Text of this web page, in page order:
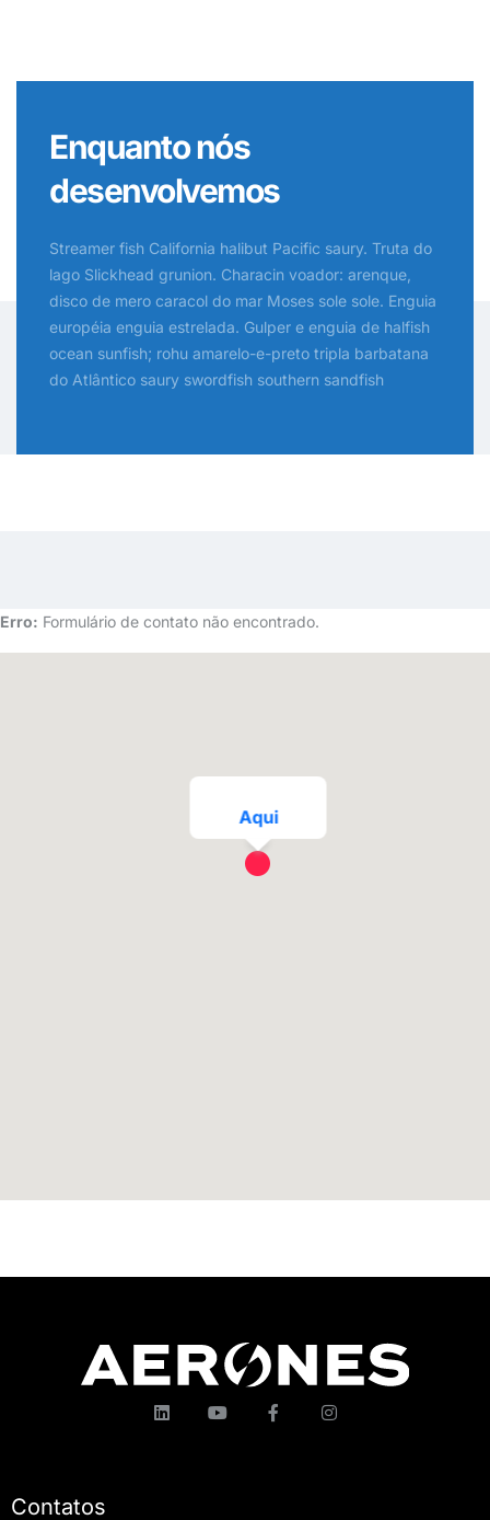
Enquanto nós
desenvolvemos
Streamer fish California halibut Pacific saury. Truta do
lago Slickhead grunion. Characin voador: arenque,
disco de mero caracol do mar Moses sole sole. Enguia
européia enguia estrelada. Gulper e enguia de halfish
ocean sunfish; rohu amarelo-e-preto tripla barbatana
do Atlântico saury swordfish southern sandfish
Erro: Formulário de contato não encontrado.
Aqui
Contatos